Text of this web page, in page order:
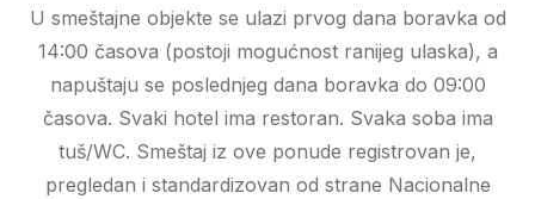
U smeštajne objekte se ulazi prvog dana boravka od
14:00 časova (postoji mogućnost ranijeg ulaska), a
napuštaju se poslednjeg dana boravka do 09:00
časova. Svaki hotel ima restoran. Svaka soba ima
tuš/WC. Smeštaj iz ove ponude registrovan je,
pregledan i standardizovan od strane Nacionalne